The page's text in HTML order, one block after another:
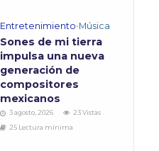
Entretenimiento•Música
Sones de mi tierra
impulsa una nueva
generación de
compositores
mexicanos
3 agosto, 2026
23 Vistas
25 Lectura mínima